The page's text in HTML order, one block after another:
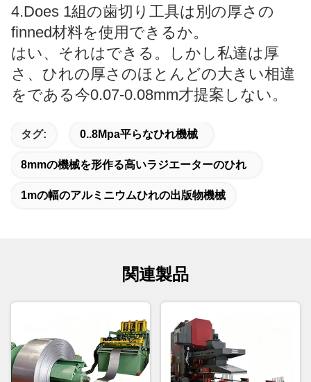
4.Does 1組の歯切り工具は別の厚さの
finned材料を使用できるか。
はい、それはできる。しかし私達は厚
さ、ひれの厚さのほとんどの大きい相違
をである今0.07-0.08mm才提案しない。
タグ: 0..8Mpa平らなひれ機械
8mmの機械を形作る高いラジエーターのひれ
1mの幅のアルミニウムひれの出版物機械
関連製品